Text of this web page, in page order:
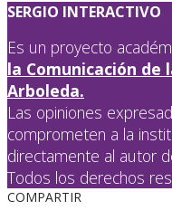
SERGIO INTERACTIVO
Es un proyecto
la Comunicación de
Arboleda.
Las opiniones
comprometen a la
directamente al autor
Todos los derechos
COMPARTIR